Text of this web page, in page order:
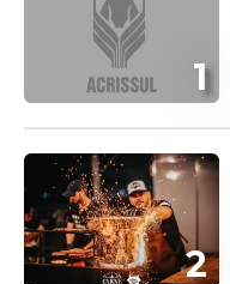
1
2